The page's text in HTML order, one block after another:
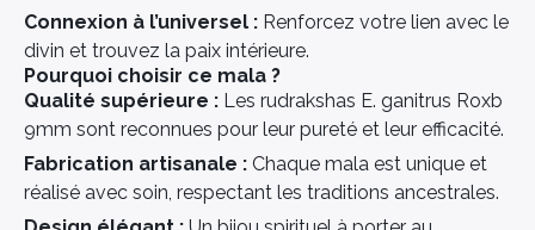
Connexion à l’universel : Renforcez votre lien avec le
divin et trouvez la paix intérieure.
Pourquoi choisir ce mala ?
Qualité supérieure : Les rudrakshas E. ganitrus Roxb
9mm sont reconnues pour leur pureté et leur efficacité.
Fabrication artisanale : Chaque mala est unique et
réalisé avec soin, respectant les traditions ancestrales.